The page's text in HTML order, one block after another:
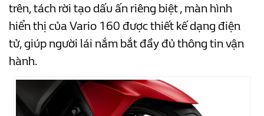
trên, tách rời tạo dấu ấn riêng biệt , màn hình
hiển thị của Vario 160 được thiết kế dạng điện
tử, giúp người lái nắm bắt đầy đủ thông tin vận
hành.